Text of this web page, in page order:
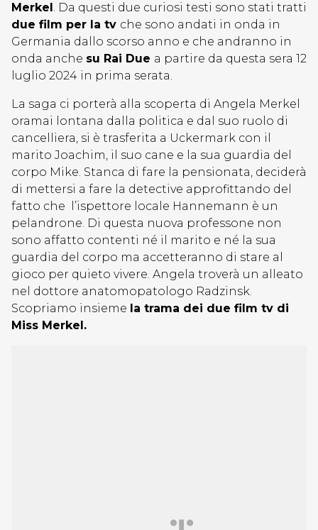
Merkel. Da questi due curiosi testi sono stati tratti
due film per la tv che sono andati in onda in
Germania dallo scorso anno e che andranno in
onda anche su Rai Due a partire da questa sera 12
luglio 2024 in prima serata.
La saga ci porterà alla scoperta di Angela Merkel
oramai lontana dalla politica e dal suo ruolo di
cancelliera, si è trasferita a Uckermark con il
marito Joachim, il suo cane e la sua guardia del
corpo Mike. Stanca di fare la pensionata, deciderà
di mettersi a fare la detective approfittando del
fatto che l’ispettore locale Hannemann è un
pelandrone. Di questa nuova professone non
sono affatto contenti né il marito e né la sua
guardia del corpo ma accetteranno di stare al
gioco per quieto vivere. Angela troverà un alleato
nel dottore anatomopatologo Radzinsk.
Scopriamo insieme la trama dei due film tv di
Miss Merkel.